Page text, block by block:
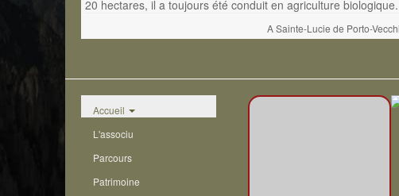
20 hectares, il a toujours été conduit en agriculture biologique.
A Sainte-Lucie de Porto-
Accueil
L'associu
Parcours
Patrimoine